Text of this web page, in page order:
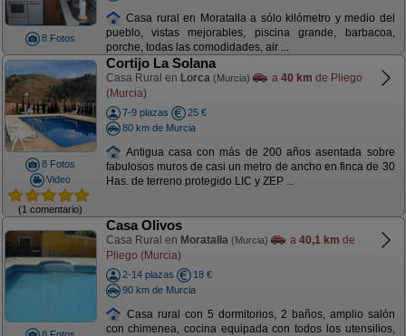
8 Fotos
Casa rural en Moratalla a sólo kilómetro y medio del
pueblo, vistas mejorables, piscina grande, barbacoa,
porche, todas las comodidades, air ...
8 Fotos
Video
(1 comentario)
Cortijo La Solana
Casa Rural en Lorca (Murcia) a 40 km de Pliego
(Murcia)
7-9 plazas
25 €
80 km de Murcia
Antigua casa con más de 200 años asentada sobre
fabulosos muros de casi un metro de ancho en finca de 30
Has. de terreno protegido LIC y ZEP ...
Casa Olivos
Casa Rural en Moratalla (Murcia) a 40,1 km de
Pliego (Murcia)
2-14 plazas
18 €
90 km de Murcia
Casa rural con 5 dormitorios, 2 baños, amplio salón
con chimenea, cocina equipada con todos los utensilios,